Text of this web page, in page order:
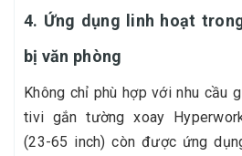
4. Ứng dụng linh hoạt
bị văn phòng
Không chỉ phù hợp với nhu cầu
tivi gắn tường xoay Hyperwork
(23-65 inch) còn được ứng